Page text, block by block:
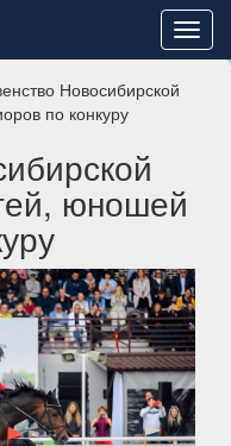
Новосибирской
по конкуру
юношей